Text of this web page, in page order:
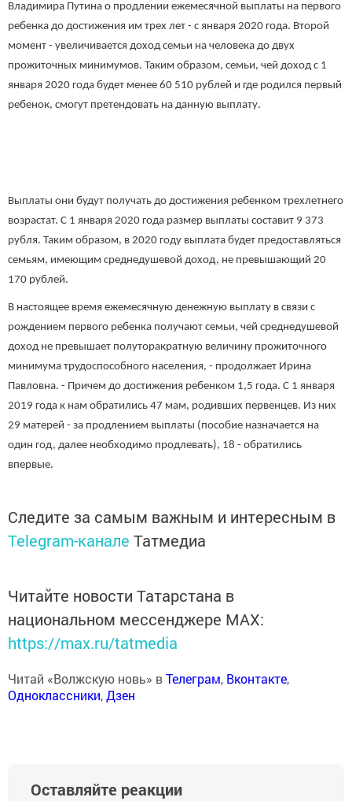
Владимира Путина о продлении ежемесячной выплаты на первого
ребенка до достижения им трех лет - с января 2020 года. Второй
момент - увеличивается доход семьи на человека до двух
прожиточных минимумов. Таким образом, семьи, чей доход с 1
января 2020 года будет менее 60 510 рублей и где родился первый
ребенок, смогут претендовать на данную выплату.
Выплаты они будут получать до достижения ребенком трехлетнего
возрастат. С 1 января 2020 года размер выплаты составит 9 373
рубля. Таким образом, в 2020 году выплата будет предоставляться
семьям, имеющим среднедушевой доход, не превышающий 20
170 рублей.
В настоящее время ежемесячную денежную выплату в связи с
рождением первого ребенка получают семьи, чей среднедушевой
доход не превышает полуторакратную величину прожиточного
минимума трудоспособного населения, - продолжает Ирина
Павловна. - Причем до достижения ребенком 1,5 года. С 1 января
2019 года к нам обратились 47 мам, родивших первенцев. Из них
29 матерей - за продлением выплаты (пособие назначается на
один год, далее необходимо продлевать), 18 - обратились
впервые.
Следите за самым важным и интересным в
Telegram-канале Татмедиа
Читайте новости Татарстана в
национальном мессенджере MАХ:
https://max.ru/tatmedia
Читай «Волжскую новь» вТелеграм, Вконтакте,
Одноклассники,Дзен
Оставляйте реакции